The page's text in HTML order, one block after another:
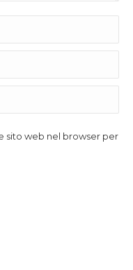
sito web nel browser per